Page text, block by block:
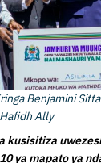
Benjamini
Ally
kusisitiza
ya mapato ya